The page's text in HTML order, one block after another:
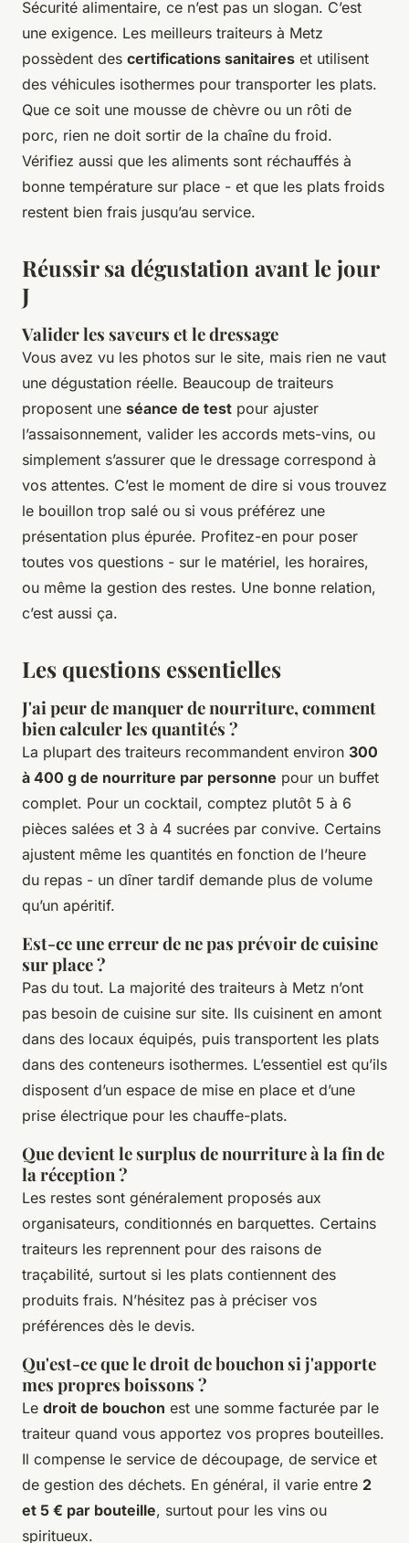
Sécurité alimentaire, ce n’est pas un slogan. C’est
une exigence. Les meilleurs traiteurs à Metz
possèdent des certifications sanitaires et utilisent
des véhicules isothermes pour transporter les plats.
Que ce soit une mousse de chèvre ou un rôti de
porc, rien ne doit sortir de la chaîne du froid.
Vérifiez aussi que les aliments sont réchauffés à
bonne température sur place - et que les plats froids
restent bien frais jusqu’au service.
Réussir sa dégustation avant le jour
J
Valider les saveurs et le dressage
Vous avez vu les photos sur le site, mais rien ne vaut
une dégustation réelle. Beaucoup de traiteurs
proposent une séance de test pour ajuster
l’assaisonnement, valider les accords mets-vins, ou
simplement s’assurer que le dressage correspond à
vos attentes. C’est le moment de dire si vous trouvez
le bouillon trop salé ou si vous préférez une
présentation plus épurée. Profitez-en pour poser
toutes vos questions - sur le matériel, les horaires,
ou même la gestion des restes. Une bonne relation,
c’est aussi ça.
Les questions essentielles
J'ai peur de manquer de nourriture, comment
bien calculer les quantités ?
La plupart des traiteurs recommandent environ 300
à 400 g de nourriture par personne pour un buffet
complet. Pour un cocktail, comptez plutôt 5 à 6
pièces salées et 3 à 4 sucrées par convive. Certains
ajustent même les quantités en fonction de l’heure
du repas - un dîner tardif demande plus de volume
qu’un apéritif.
Est-ce une erreur de ne pas prévoir de cuisine
sur place ?
Pas du tout. La majorité des traiteurs à Metz n’ont
pas besoin de cuisine sur site. Ils cuisinent en amont
dans des locaux équipés, puis transportent les plats
dans des conteneurs isothermes. L’essentiel est qu’ils
disposent d’un espace de mise en place et d’une
prise électrique pour les chauffe-plats.
Que devient le surplus de nourriture à la fin de
la réception ?
Les restes sont généralement proposés aux
organisateurs, conditionnés en barquettes. Certains
traiteurs les reprennent pour des raisons de
traçabilité, surtout si les plats contiennent des
produits frais. N’hésitez pas à préciser vos
préférences dès le devis.
Qu'est-ce que le droit de bouchon si j'apporte
mes propres boissons ?
Le droit de bouchon est une somme facturée par le
traiteur quand vous apportez vos propres bouteilles.
Il compense le service de découpage, de service et
de gestion des déchets. En général, il varie entre 2
et 5 € par bouteille, surtout pour les vins ou
spiritueux.